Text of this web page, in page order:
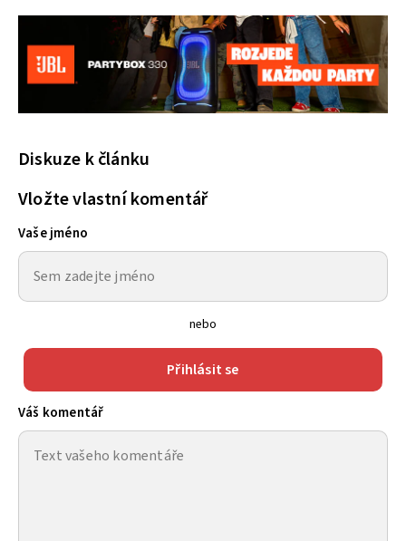
Diskuze k článku
Vložte vlastní komentář
Vaše jméno
nebo
Přihlásit se
Váš komentář